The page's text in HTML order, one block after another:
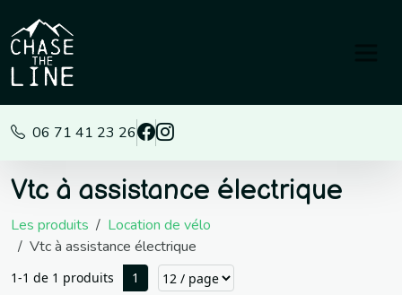
06 71 41 23 26
Vtc à assistance électrique
Les produits
Location de vélo
Vtc à assistance électrique
1-1 de 1 produits 1